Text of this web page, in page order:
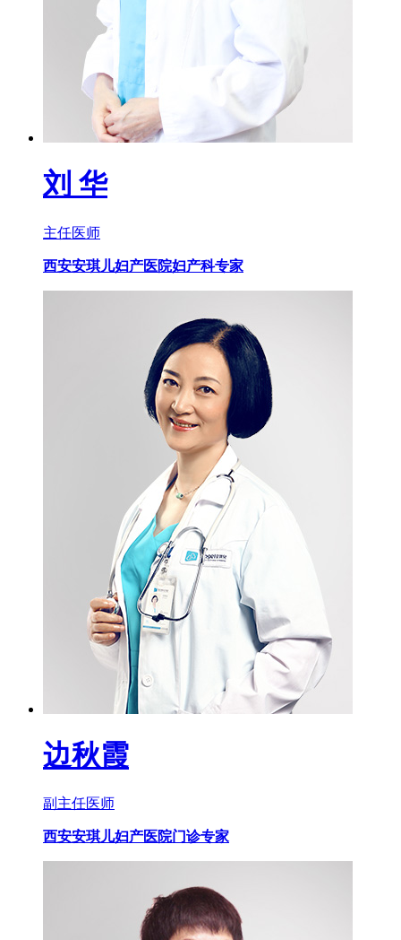
刘 华
主任医师
西安安琪儿妇产医院妇产科专家
边秋霞
副主任医师
西安安琪儿妇产医院门诊专家